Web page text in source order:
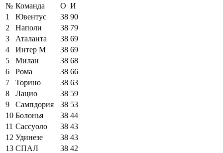
№ Команда О И
1
Ювентус 38 90
2
Наполи 38 79
3
Аталанта 38 69
4
Интер М 38 69
5
Милан 38 68
6
Рома 38 66
7
Торино 38 63
8
Лацио 38 59
9
Сампдория 38 53
10 Болонья 38 44
11 Сассуоло 38 43
12 Удинезе 38 43
13 СПАЛ 38 42